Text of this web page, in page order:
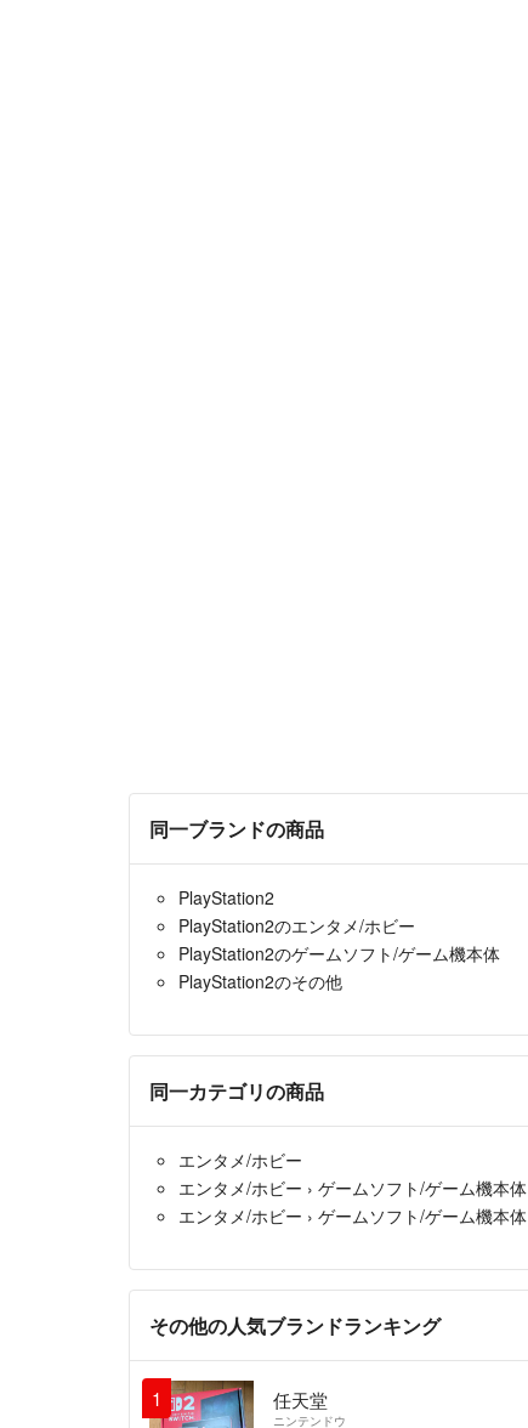
同一ブランドの商品
PlayStation2
PlayStation2のエンタメ/ホビー
PlayStation2のゲームソフト/ゲーム機本体
PlayStation2のその他
同一カテゴリの商品
エンタメ/ホビー
エンタメ/ホビー › ゲームソフト/ゲーム機本体
エンタメ/ホビー › ゲームソフト/ゲーム機本体
その他の人気ブランドランキング
1 任天堂
ニンテンドウ